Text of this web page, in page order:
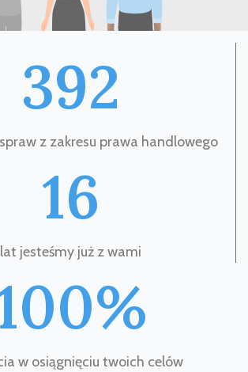
392
z zakresu prawa handlowego
16
lat jesteśmy już z wami
w osiągnięciu twoich celów